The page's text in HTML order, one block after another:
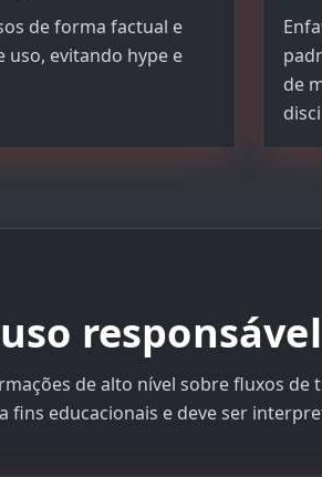
de forma factual e
uso, evitando hype e
de
responsável
de alto nível sobre fluxos
fins educacionais e deve ser